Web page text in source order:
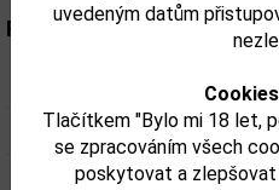
uvedeným datům
Tlačítkem "Bylo mi 18 let,
se zpracováním všech
poskytovat a zlepšovat
Parametry:
Objem obalu (L):